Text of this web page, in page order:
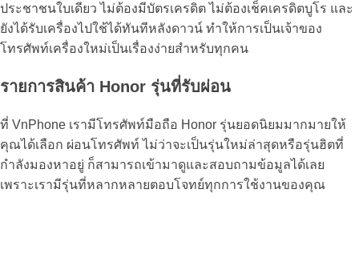
ประชาชนใบเดียว ไม่ต้องมีบัตรเครดิต ไม่ต้องเช็คเครดิตบูโร และ
ยังได้รับเครื่องไปใช้ได้ทันทีหลังดาวน์ ทำให้การเป็นเจ้าของ
โทรศัพท์เครื่องใหม่เป็นเรื่องง่ายสำหรับทุกคน
รายการสินค้า Honor รุ่นที่รับผ่อน
ที่ VnPhone เรามีโทรศัพท์มือถือ Honor รุ่นยอดนิยมมากมายให้
คุณได้เลือก ผ่อนโทรศัพท์ ไม่ว่าจะเป็นรุ่นใหม่ล่าสุดหรือรุ่นฮิตที่
กำลังมองหาอยู่ ก็สามารถเข้ามาดูและสอบถามข้อมูลได้เลย
เพราะเรามีรุ่นที่หลากหลายตอบโจทย์ทุกการใช้งานของคุณ